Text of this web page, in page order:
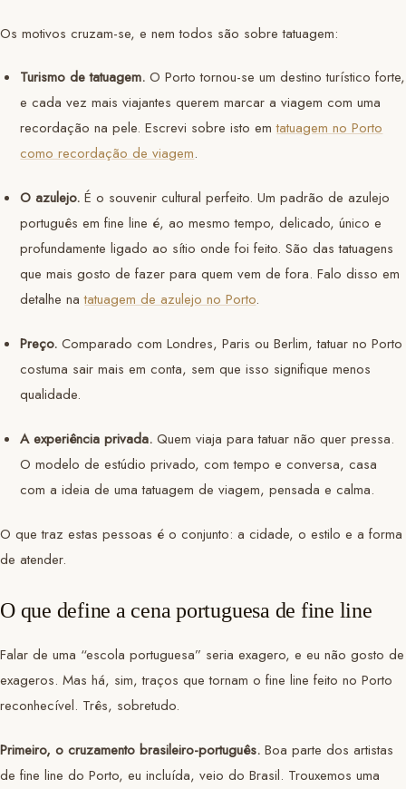
Os motivos cruzam-se, e nem todos são sobre tatuagem:
Turismo de tatuagem. O Porto tornou-se um destino turístico forte,
e cada vez mais viajantes querem marcar a viagem com uma
recordação na pele. Escrevi sobre isto emtatuagem no Porto
como recordação de viagem.
O azulejo. É o souvenir cultural perfeito. Um padrão de azulejo
português em fine line é, ao mesmo tempo, delicado, único e
profundamente ligado ao sítio onde foi feito. São das tatuagens
que mais gosto de fazer para quem vem de fora. Falo disso em
detalhe natatuagem de azulejo no Porto.
Preço. Comparado com Londres, Paris ou Berlim, tatuar no Porto
costuma sair mais em conta, sem que isso signifique menos
qualidade.
A experiência privada. Quem viaja para tatuar não quer pressa.
O modelo de estúdio privado, com tempo e conversa, casa
com a ideia de uma tatuagem de viagem, pensada e calma.
O que traz estas pessoas é o conjunto: a cidade, o estilo e a forma
de atender.
O que define a cena portuguesa de fine line
Falar de uma “escola portuguesa” seria exagero, e eu não gosto de
exageros. Mas há, sim, traços que tornam o fine line feito no Porto
reconhecível. Três, sobretudo.
Primeiro, o cruzamento brasileiro-português. Boa parte dos artistas
de fine line do Porto, eu incluída, veio do Brasil. Trouxemos uma